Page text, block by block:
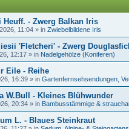
- Zwerg Balkan Iris
11:04 » in Zwiebelbildene Iris
'Fletcheri' - Zwerg
12:17 » in Nadelgehölze (Koniferen)
Eile - Reihe
16:39 » in Gartenfernsehsendungen,
W.Bull - Kleines Blühwunder
20:34 » in Bambusstämmige &
L. - Blaues Steinkraut